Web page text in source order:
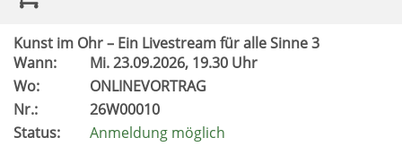
Kunst im Ohr – Ein Livestream für alle Sinne 3
Wann:
Mi.23.09.2026, 19.30 Uhr
Wo:
ONLINEVORTRAG
Nr.:
26W00010
Status:
Anmeldung möglich